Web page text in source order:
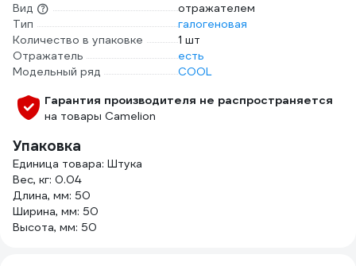
Вид
отражателем
Тип
галогеновая
Количество в упаковке
1 шт
Отражатель
есть
Модельный ряд
COOL
Гарантия производителя не распространяется
на товары Camelion
Упаковка
Единица товара: Штука
Вес, кг: 0.04
Длина, мм: 50
Ширина, мм: 50
Высота, мм: 50